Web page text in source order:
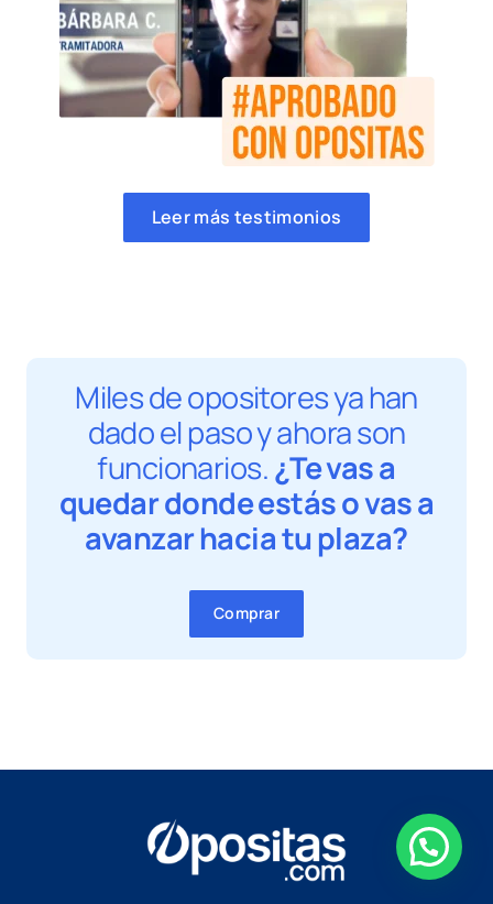
Leer más testimonios
Miles de opositores ya han
dado el paso y ahora son
funcionarios.¿Te vas a
quedar donde estás o vas a
avanzar hacia tu plaza?
Comprar